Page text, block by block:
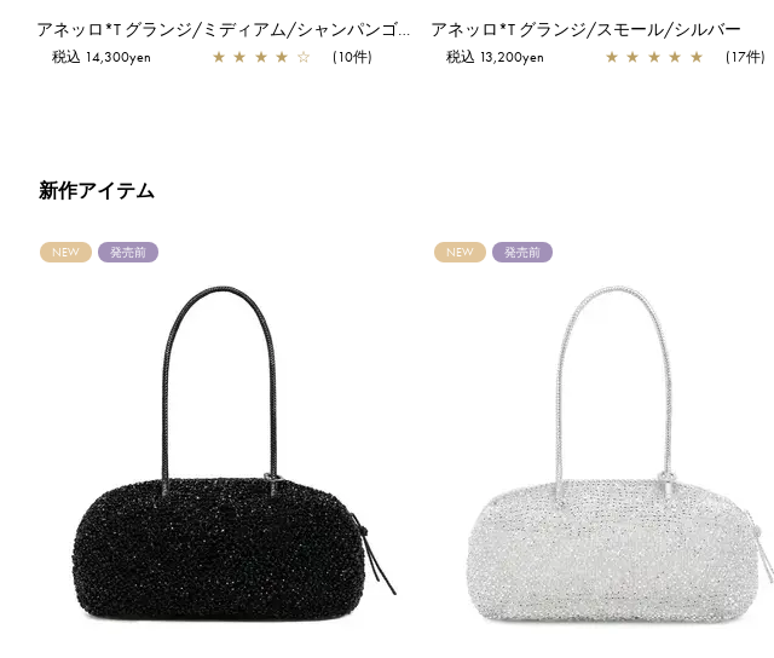
アネッロ*T グランジ/ミディアム/シャンパンゴールド
税込 14,300yen ★ ★ ★ ★ ☆ (10件)
アネッロ*T グランジ/スモール/シルバー
税込 13,200yen ★ ★ ★ ★ ★ (17件)
新作アイテム
NEW 発売前 NEW 発売前